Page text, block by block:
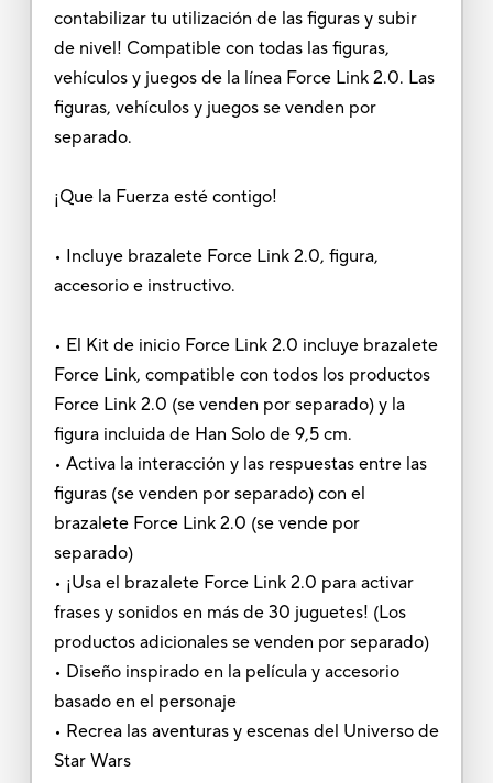
contabilizar tu utilización de las figuras y subir
de nivel! Compatible con todas las figuras,
vehículos y juegos de la línea Force Link 2.0. Las
figuras, vehículos y juegos se venden por
separado.
¡Que la Fuerza esté contigo!
• Incluye brazalete Force Link 2.0, figura,
accesorio e instructivo.
• El Kit de inicio Force Link 2.0 incluye brazalete
Force Link, compatible con todos los productos
Force Link 2.0 (se venden por separado) y la
figura incluida de Han Solo de 9,5 cm.
• Activa la interacción y las respuestas entre las
figuras (se venden por separado) con el
brazalete Force Link 2.0 (se vende por
separado)
• ¡Usa el brazalete Force Link 2.0 para activar
frases y sonidos en más de 30 juguetes! (Los
productos adicionales se venden por separado)
• Diseño inspirado en la película y accesorio
basado en el personaje
• Recrea las aventuras y escenas del Universo de
Star Wars